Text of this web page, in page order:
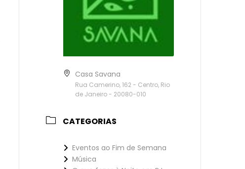
Casa Savana
Rua Camerino, 162 - Centro, Rio
de Janeiro - 20080-010
CATEGORIAS
Eventos ao Fim de Semana
Música